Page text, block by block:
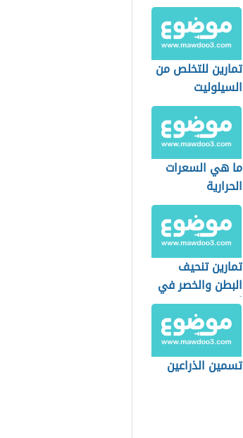
تمارين للتخلص من
السيلوليت
ما هي السعرات
الحرارية
تمارين تنحيف
البطن والخصر في
أسبوع
تسمين الذراعين